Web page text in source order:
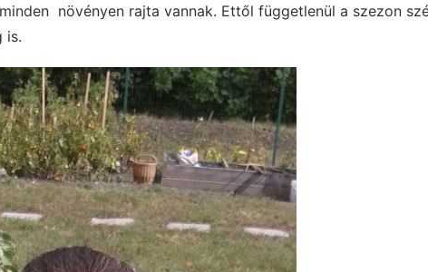
növényen rajta vannak. Ettől függetlenül a szezon
is.